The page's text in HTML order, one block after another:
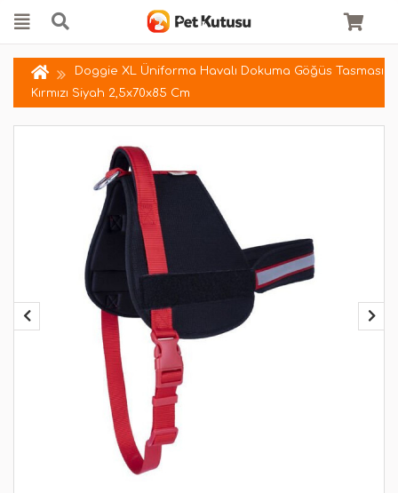
Doggie XL Üniforma Havalı Dokuma Göğüs Tasması
Kırmızı Siyah 2,5x70x85 Cm